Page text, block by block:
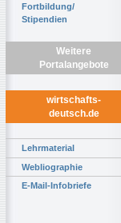
Fortbildung/
Stipendien
Weitere
Portalangebote
wirtschafts-
deutsch.de
Lehrmaterial
Webliographie
E-Mail-Infobriefe